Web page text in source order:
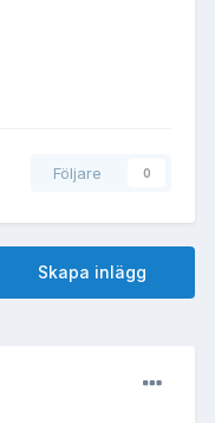
Följare 0
Skapa inlägg